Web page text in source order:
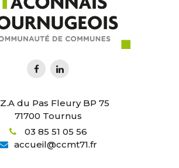
Z.A du Pas Fleury BP 75
71700 Tournus
03 85 51 05 56
accueil@ccmt71.fr